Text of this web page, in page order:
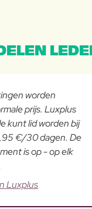
worden
prijs. Luxplus
kunt lid worden bij
€/30 dagen. De
is op - op elk
Luxplus